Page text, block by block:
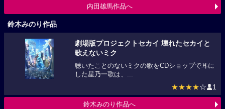
内田雄馬作品へ
鈴木みのり作品
劇場版プロジェクトセカイ 壊れたセカイと
歌えないミク
聴いたことのないミクの歌をCDショップで耳に
した星乃一歌は、...
★★★★☆ 1
鈴木みのり作品へ